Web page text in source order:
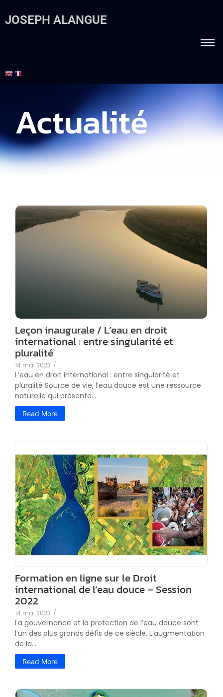
JOSEPH ALANGUE
Actualité
Leçon inaugurale / L’eau en droit
international : entre singularité et
pluralité
14 mai 2023 /
L’eau en droit international : entre singularité et
pluralité Source de vie, l’eau douce est une ressource
naturelle qui présente...
Read More
Formation en ligne sur le Droit
international de l’eau douce – Session
2022
14 mai 2023 /
La gouvernance et la protection de l’eau douce sont
l’un des plus grands défis de ce siècle. L’augmentation
de la...
Read More